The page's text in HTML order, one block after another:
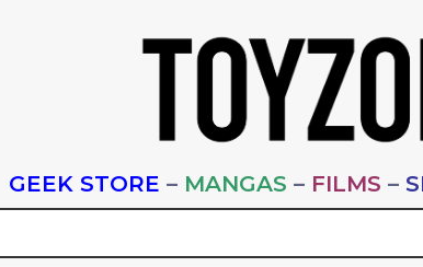
GEEK STORE – MANGAS – FILMS –